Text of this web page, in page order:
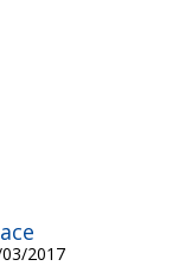
2017